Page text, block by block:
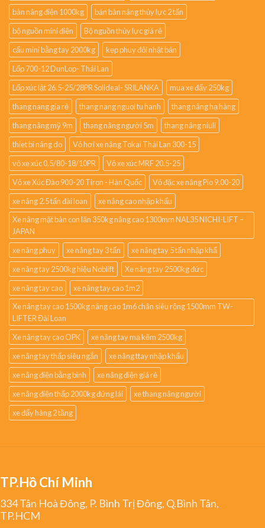
bàn nâng điện 1000kg
bán bàn nâng thủy lực 2 tấn
bộ nguồn mini điện
Bộ nguồn thủy lực giá rẻ
cẩu mini bằng tay 2000kg
kẹp phuy đôi nhật bản
Lốp 700-12 DunLop- Thái Lan
Lốp xúc lật 26.5-25/28PR Solideal- SRILANKA
mua xe đẩy 250kg
thang nang gia rẻ
thang nang nguoi tu hanh
thang nâng hạ hàng
thang nâng mỹ 9m
thang nâng người 5m
thang nâng niuli
thiet bi nâng do
Vỏ hơi xe nâng Tokai Thái Lan 300-15
vỏ xe xúc 0.5/80-18/10PR
Vỏ xe xúc MRF 20.5-25
Vỏ xe Xúc Đào 900-20 Tiron - Hàn Quốc
Vỏ đặc xe nâng Pio 9.00-20
xe nâng 2.5 tấn đài loan
xe nâng cao nhập khẩu
Xe nâng mặt bàn con lăn 350kg nâng cao 1300mm NAL35 NICHI-LIFT –
JAPAN
xe nâng phuy
xe nâng tay 3 tấn
xe nâng tay 5 tấn nhập khẩ
xe nâng tay 2500kg hiệu Noblift
Xe nâng tay 2500kg đức
xe nâng tay cao
xe nâng tay cao 1m2
Xe nâng tay cao 1500kg nâng cao 1m6 chân siêu rộng 1500mm TW-
LIFTER Đài Loan
Xe nâng tay cao OPK
xe nâng tay mạ kẽm 2500kg
xe nâng tay thấp siêu ngắn
xe nâng ttay nhập khẩu
xe nâng điện bằng bình
xe nâng điện giá rẻ
xe nâng điện thấp 2000kg đứng lái
xe thang nâng người
xe đẩy hàng 2 tầng
TP.Hồ Chí Minh
334 Tân Hoà Đông, P. Bình Trị Đông, Q.Bình Tân,
TP.HCM